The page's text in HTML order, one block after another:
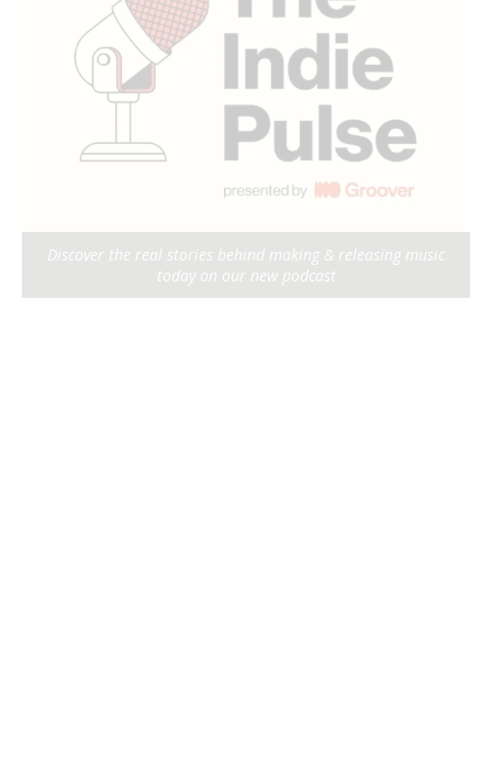
Discover the real stories behind making & releasing music
today on our new podcast